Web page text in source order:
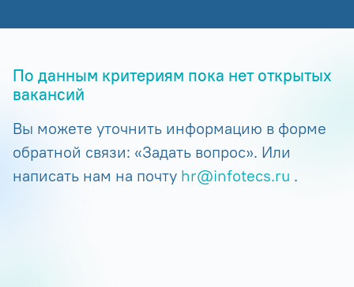
По данным критериям пока нет открытых
вакансий
Вы можете уточнить информацию в форме
обратной связи: «Задать вопрос». Или
написать нам на почту hr@infotecs.ru .